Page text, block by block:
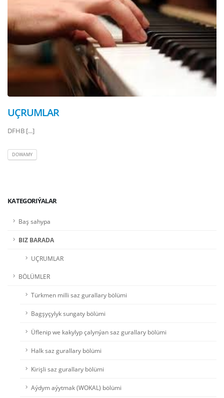
UÇRUMLAR
DFHB [...]
DOWAMY
KATEGORIÝALAR
Baş sahypa
BIZ BARADA
UÇRUMLAR
BÖLÜMLER
Türkmen milli saz gurallary bölümi
Bagşyçylyk sungaty bölümi
Üflenip we kakylyp çalynýan saz gurallary bölümi
Halk saz gurallary bölümi
Kirişli saz gurallary bölümi
Aýdym aýytmak (WOKAL) bölümi